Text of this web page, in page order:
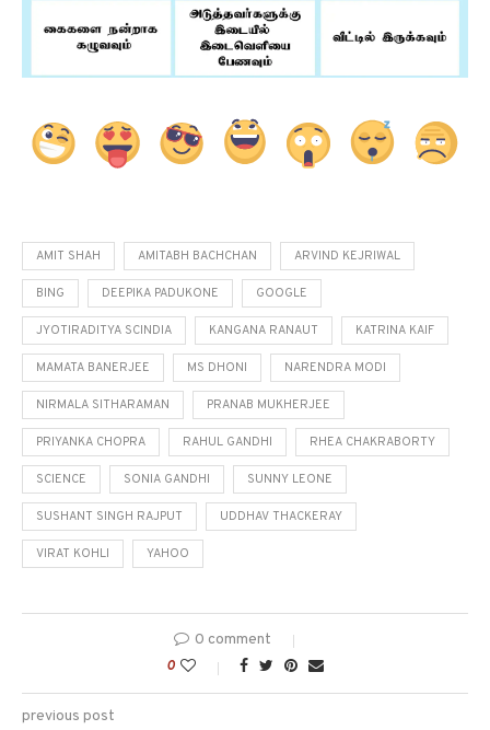
AMIT SHAH AMITABH BACHCHAN ARVIND KEJRIWAL
BING DEEPIKA PADUKONE GOOGLE
JYOTIRADITYA SCINDIA KANGANA RANAUT KATRINA KAIF
MAMATA BANERJEE MS DHONI NARENDRA MODI
NIRMALA SITHARAMAN PRANAB MUKHERJEE
PRIYANKA CHOPRA RAHUL GANDHI RHEA CHAKRABORTY
SCIENCE SONIA GANDHI SUNNY LEONE
SUSHANT SINGH RAJPUT UDDHAV THACKERAY
VIRAT KOHLI YAHOO
0 comment
0
previous post